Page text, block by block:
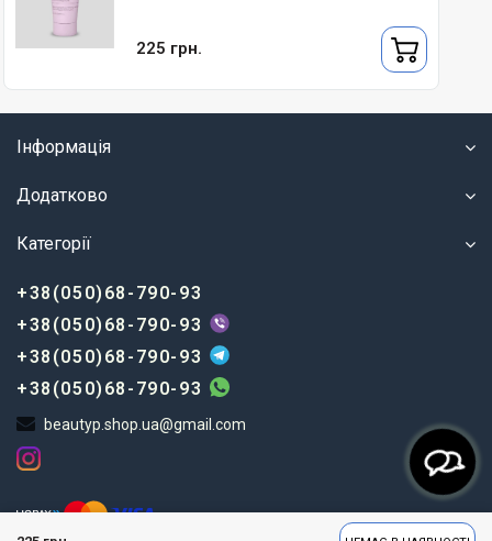
225 грн.
Інформація
Додатково
Категорії
+38(050)68-790-93
+38(050)68-790-93
+38(050)68-790-93
+38(050)68-790-93
beautyp.shop.ua@gmail.com